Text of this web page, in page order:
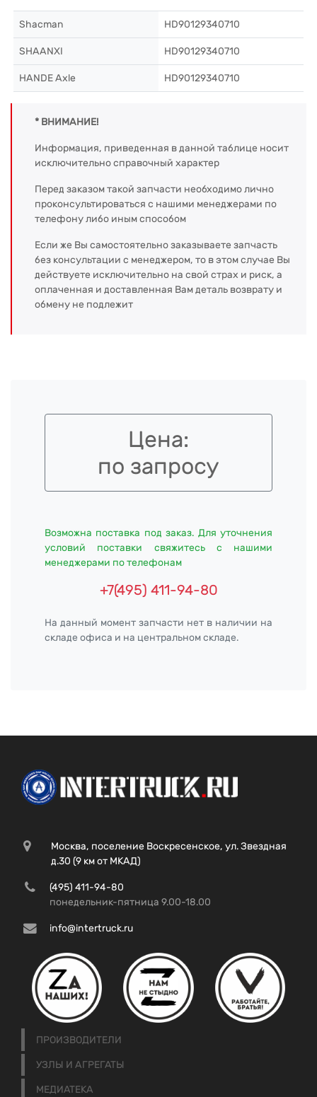
Shacman HD90129340710
SHAANXI HD90129340710
HANDE Axle HD90129340710
* ВНИМАНИЕ!
Информация, приведенная в данной таблице носит
исключительно справочный характер
Перед заказом такой запчасти необходимо лично
проконсультироваться с нашими менеджерами по
телефону либо иным способом
Если же Вы самостоятельно заказываете запчасть
без консультации с менеджером, то в этом случае Вы
действуете исключительно на свой страх и риск, а
оплаченная и доставленная Вам деталь возврату и
обмену не подлежит
Цена:
по запросу
Возможна поставка под заказ. Для уточнения
условий поставки свяжитесь с нашими
менеджерами по телефонам
+7(495) 411-94-80
На данный момент запчасти нет в наличии на
складе офиса и на центральном складе.
Москва, поселение Воскресенское, ул. Звездная
д.30 (9 км от МКАД)
(495) 411-94-80
понедельник-пятница 9.00-18.00
info@intertruck.ru
ПРОИЗВОДИТЕЛИ
УЗЛЫ И АГРЕГАТЫ
МЕДИАТЕКА